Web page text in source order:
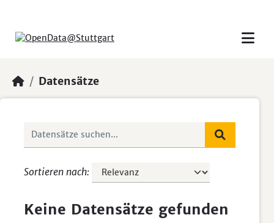
Datensätze
Sortieren nach
Keine Datensätze gefunden